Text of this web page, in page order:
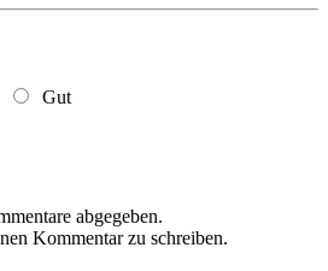
Gut
abgegeben.
Kommentar zu schreiben.